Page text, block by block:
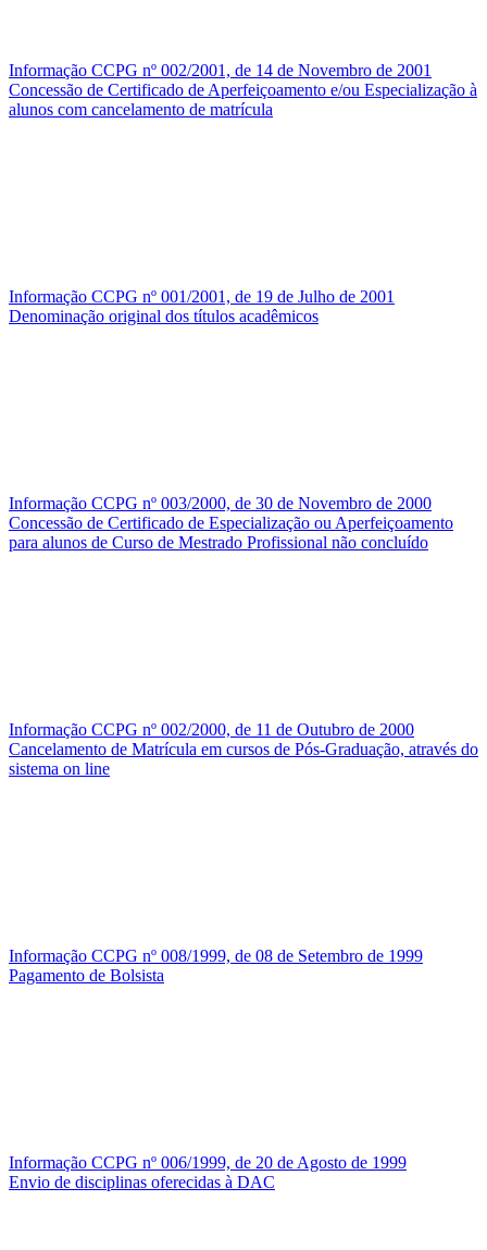
Informação CCPG nº 002/2001, de 14 de Novembro de 2001
Concessão de Certificado de Aperfeiçoamento e/ou Especialização à
alunos com cancelamento de matrícula
Informação CCPG nº 001/2001, de 19 de Julho de 2001
Denominação original dos títulos acadêmicos
Informação CCPG nº 003/2000, de 30 de Novembro de 2000
Concessão de Certificado de Especialização ou Aperfeiçoamento
para alunos de Curso de Mestrado Profissional não concluído
Informação CCPG nº 002/2000, de 11 de Outubro de 2000
Cancelamento de Matrícula em cursos de Pós-Graduação, através do
sistema on line
Informação CCPG nº 008/1999, de 08 de Setembro de 1999
Pagamento de Bolsista
Informação CCPG nº 006/1999, de 20 de Agosto de 1999
Envio de disciplinas oferecidas à DAC